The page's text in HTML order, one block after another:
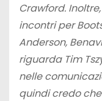
Crawford.
incontri per
Anderson,
riguarda Tim
nelle
quindi credo